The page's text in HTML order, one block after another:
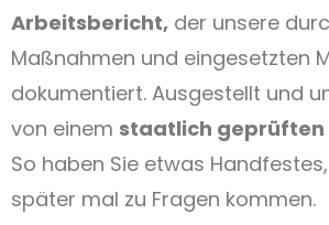
Arbeitsbericht, der unsere
Maßnahmen und eingesetzten
dokumentiert. Ausgestellt und
von einem staatlich geprüften
So haben Sie etwas
später mal zu Fragen kommen.